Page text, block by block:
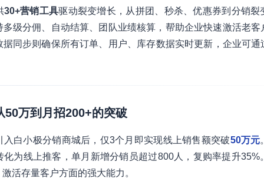
30+营销工具驱动裂变增长，从拼团、秒杀、优惠券到分销裂
级分佣、自动结算、团队业绩核算，帮助企业快速激活老客
同步则确保所有订单、用户、库存数据实时更新，企业可
50万到月招200+的突破
白小极分销商城后，仅3个月即实现线上销售额突破50万元
化为线上推客，单月新增分销员超过800人，复购率提升35%
活存量客户方面的强大能力。